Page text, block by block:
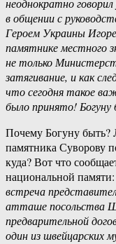
неоднократно
в общении с
Героем Украины
памятнике местного
не только
затягивание, и как
что сегодня такое
было принято!
Почему Богуну быть?
памятника Суворову
куда? Вот что
национальной памяти:
встреча
атташе посольства
предварительной
один из швейцарских